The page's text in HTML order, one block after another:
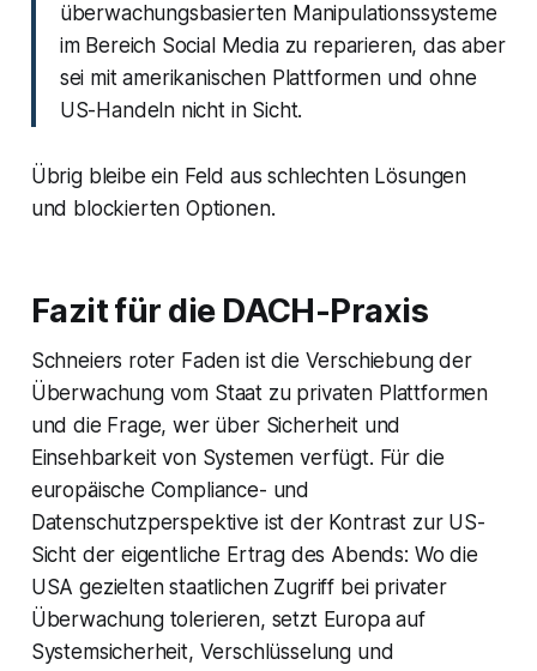
überwachungsbasierten Manipulationssysteme
im Bereich Social Media zu reparieren, das aber
sei mit amerikanischen Plattformen und ohne
US-Handeln nicht in Sicht.
Übrig bleibe ein Feld aus schlechten Lösungen
und blockierten Optionen.
Fazit für die DACH-Praxis
Schneiers roter Faden ist die Verschiebung der
Überwachung vom Staat zu privaten Plattformen
und die Frage, wer über Sicherheit und
Einsehbarkeit von Systemen verfügt. Für die
europäische Compliance- und
Datenschutzperspektive ist der Kontrast zur US-
Sicht der eigentliche Ertrag des Abends: Wo die
USA gezielten staatlichen Zugriff bei privater
Überwachung tolerieren, setzt Europa auf
Systemsicherheit, Verschlüsselung und